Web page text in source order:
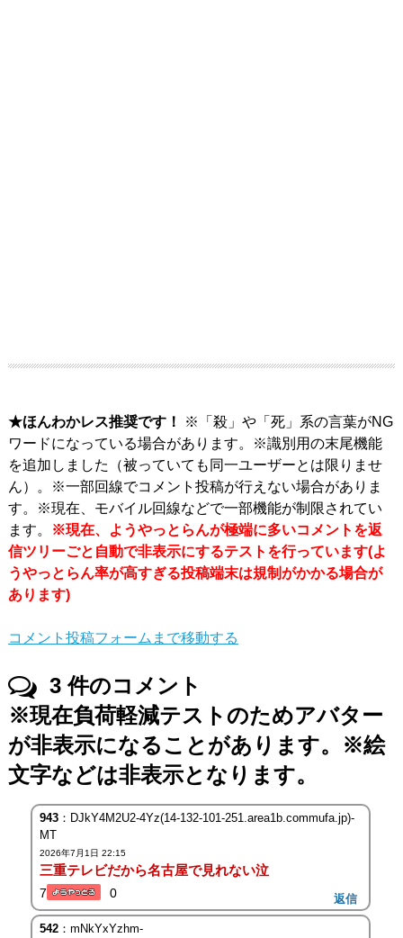
★ほんわかレス推奨です！
※「殺」や「死」系の言葉がNG
ワードになっている場合があります。※識別用の末尾機能
を追加しました（被っていても同一ユーザーとは限りませ
ん）。※一部回線でコメント投稿が行えない場合がありま
す。※現在、モバイル回線などで一部機能が制限されてい
ます。
※現在、ようやっとらんが極端に多いコメントを返
信ツリーごと自動で非表示にするテストを行っています(よ
うやっとらん率が高すぎる投稿端末は規制がかかる場合が
あります)
コメント投稿フォームまで移動する
3件のコメント
※現在負荷軽減テストのためアバター
が非表示になることがあります。※絵
文字などは非表示となります。
943：DJkY4M2U2-4Yz(14-132-101-251.area1b.commufa.jp)-
MT
2026年7月1日 22:15
三重テレビだから名古屋で見れない泣
7 0 返信
542：mNkYxYzhm-